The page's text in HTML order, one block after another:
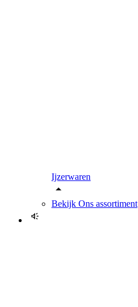
Ijzerwaren
Bekijk Ons assortiment